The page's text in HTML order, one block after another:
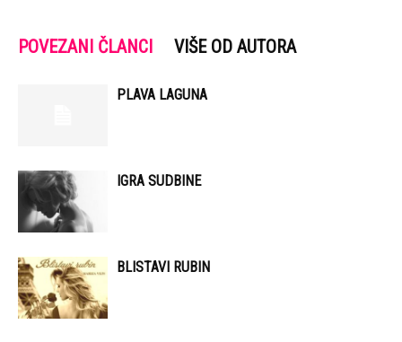
POVEZANI ČLANCI VIŠE OD AUTORA
PLAVA LAGUNA
IGRA SUDBINE
BLISTAVI RUBIN